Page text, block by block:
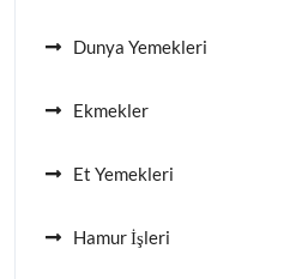
Dunya Yemekleri
Ekmekler
Et Yemekleri
Hamur İşleri